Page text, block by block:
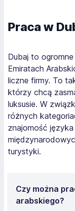
Praca w
Dubaj to
Emiratach
liczne firmy. To
którzy chcą
luksusie. W
różnych
znajomość
turystyki.
Czy można
arabskiego?